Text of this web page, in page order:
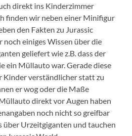
direkt ins Kinderzimmer
finden wir neben einer Minifigur
den Fakten zu Jurassic
einiges Wissen über die
geliefert wie z.B. dass der
ein Müllauto war. Gerade diese
Kinder verständlicher statt zu
er wog oder die Maße
direkt vor Augen haben
noch nicht so greifbar
über Urzeitgiganten und tauchen